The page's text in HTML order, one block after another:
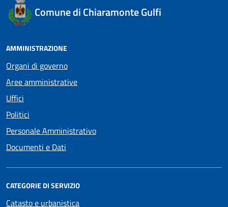
Comune di Chiaramonte Gulfi
AMMINISTRAZIONE
Organi di governo
Aree amministrative
Uffici
Politici
Personale Amministrativo
Documenti e Dati
CATEGORIE DI SERVIZIO
Catasto e urbanistica